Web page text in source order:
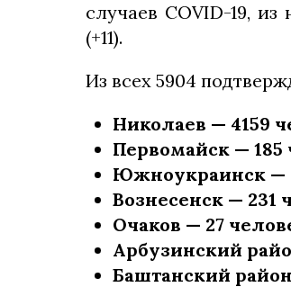
случаев COVID-19,
(+11).
Из всех 5904
Николаев — 4159
Первомайск — 185
Южноукраинск —
Вознесенск — 231
Очаков — 27
Арбузинский
Баштанский